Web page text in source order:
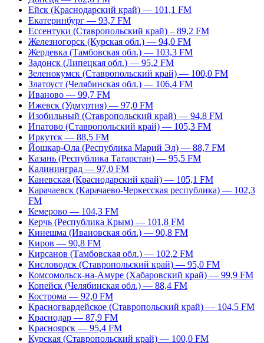
Ейск (Краснодарский край) — 101,1 FM
Екатеринбург — 93,7 FM
Ессентуки (Ставропольский край) – 89,2 FM
Железногорск (Курская обл.) — 94,0 FM
Жердевка (Тамбовская обл.) — 103,3 FM
Задонск (Липецкая обл.) — 95,2 FM
Зеленокумск (Ставропольский край) — 100,0 FM
Златоуст (Челябинская обл.) — 106,4 FM
Иваново — 99,7 FM
Ижевск (Удмуртия) — 97,0 FM
Изобильный (Ставропольский край) — 94,8 FM
Ипатово (Ставропольский край) — 105,3 FM
Иркутск — 88,5 FM
Йошкар-Ола (Республика Марий Эл) — 88,7 FM
Казань (Республика Татарстан) — 95,5 FM
Калининград — 97,0 FM
Каневская (Краснодарский край) — 105,1 FM
Карачаевск (Карачаево-Черкесская республика) — 102,3
FM
Кемерово — 104,3 FM
Керчь (Республика Крым) — 101,8 FM
Кинешма (Ивановская обл.) — 90,8 FM
Киров — 90,8 FM
Кирсанов (Тамбовская обл.) — 102,2 FM
Кисловодск (Ставропольский край) — 95,0 FM
Комсомольск-на-Амуре (Хабаровский край) — 99,9 FM
Копейск (Челябинская обл.) — 88,4 FM
Кострома — 92,0 FM
Красногвардейское (Ставропольский край) — 104,5 FM
Краснодар — 87,9 FM
Красноярск — 95,4 FM
Курская (Ставропольский край) — 100,0 FM